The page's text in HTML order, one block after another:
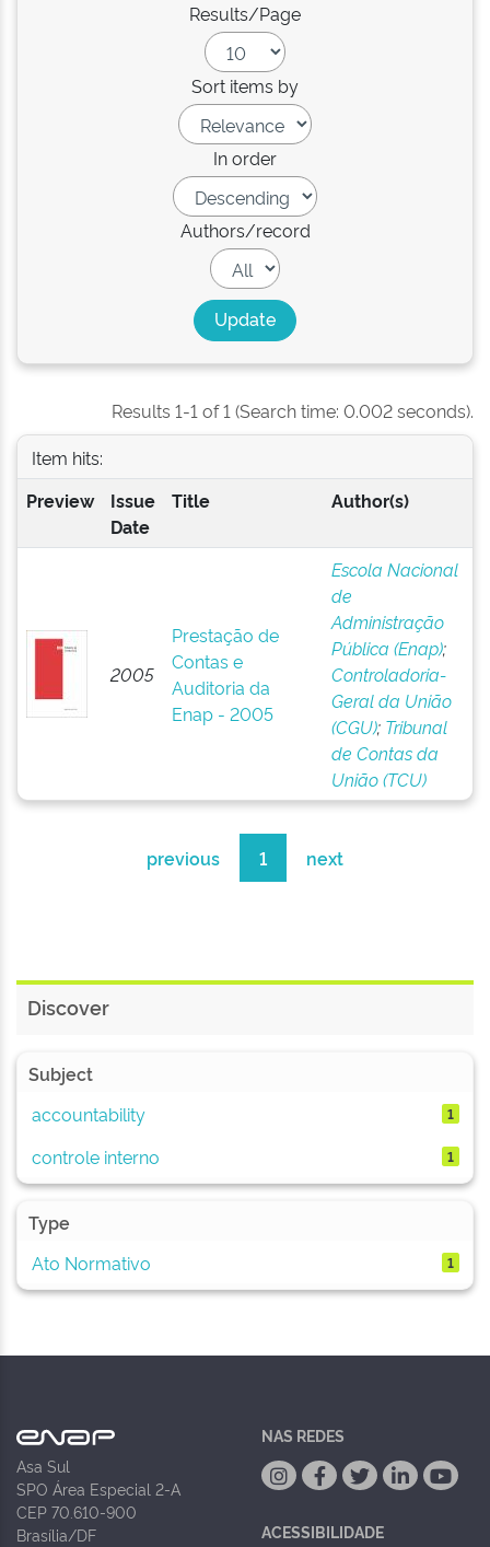
Results/Page
Sort items by
In order
Authors/record
Results 1-1 of 1 (Search time: 0.002 seconds).
Item hits:
Preview
Issue
Date
Title Author(s)
2005
Prestação de
Contas e
Auditoria da
Enap - 2005
Escola Nacional
de
Administração
Pública (Enap);
Controladoria-
Geral da União
(CGU); Tribunal
de Contas da
União (TCU)
previous 1 next
Discover
Subject
accountability
1
controle interno 1
Type
Ato Normativo
1
Asa Sul
SPO Área Especial 2-A
CEP 70.610-900
Brasília/DF
NAS REDES
ACESSIBILIDADE